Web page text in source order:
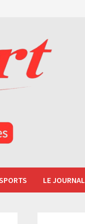
LE JOURNAL